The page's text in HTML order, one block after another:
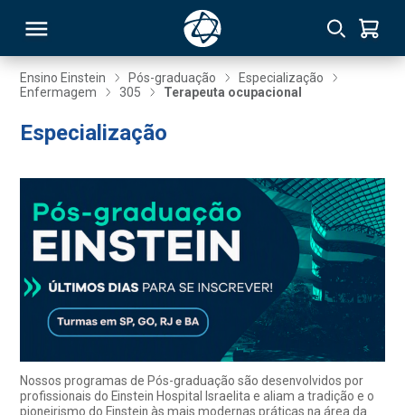
Ensino Einstein Pós-graduação
Especialização
Enfermagem
305 Terapeuta ocupacional
Especialização
Nossos programas de Pós-graduação são desenvolvidos por
profissionais do Einstein Hospital Israelita e aliam a tradição e o
pioneirismo do Einstein às mais modernas práticas na área da